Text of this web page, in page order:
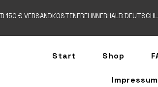
Start Shop
150 € VERSANDKOSTENFREI INNERHALB